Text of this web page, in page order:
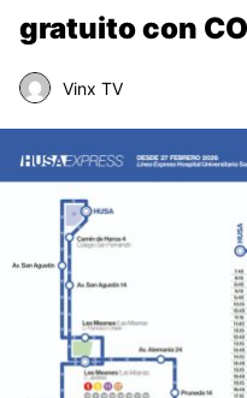
gratuito con
Vinx TV